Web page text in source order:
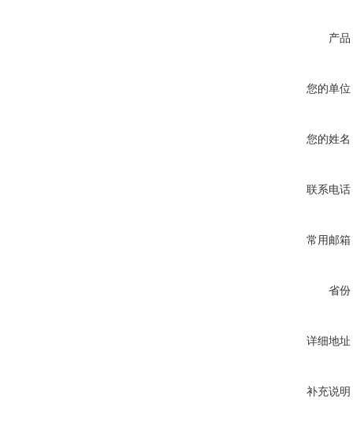
产品
您的单位
您的姓名
联系电话
常用邮箱
省份
详细地址
补充说明